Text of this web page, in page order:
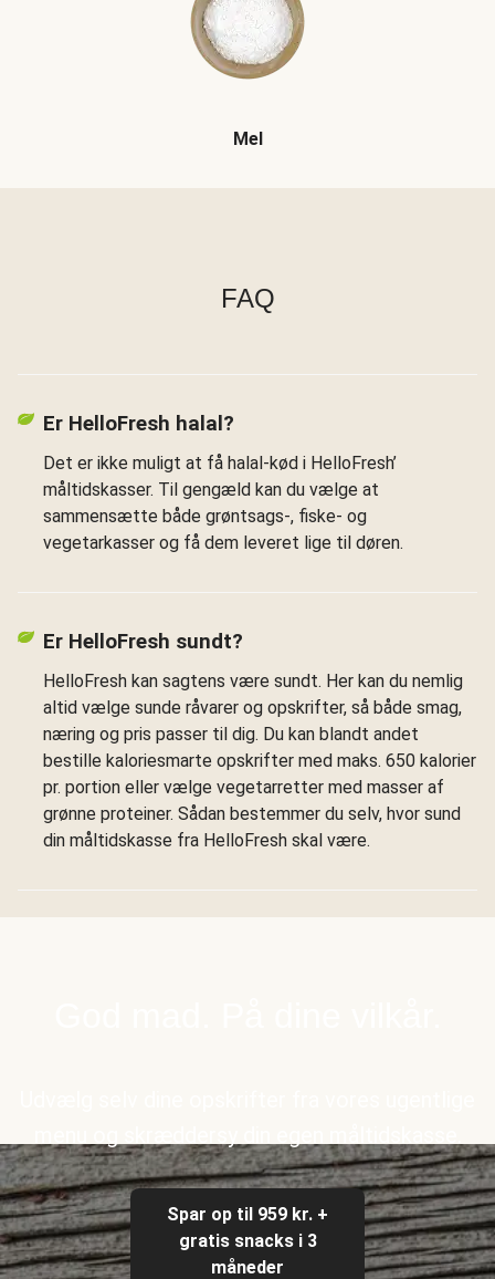
Mel
FAQ
Er HelloFresh halal?
Det er ikke muligt at få halal-kød i HelloFresh’
måltidskasser. Til gengæld kan du vælge at
sammensætte både grøntsags-, fiske- og
vegetarkasser og få dem leveret lige til døren.
Er HelloFresh sundt?
HelloFresh kan sagtens være sundt. Her kan du nemlig
altid vælge sunde råvarer og opskrifter, så både smag,
næring og pris passer til dig. Du kan blandt andet
bestille kaloriesmarte opskrifter med maks. 650 kalorier
pr. portion eller vælge vegetarretter med masser af
grønne proteiner. Sådan bestemmer du selv, hvor sund
din måltidskasse fra HelloFresh skal være.
Spar op til 959 kr. +
gratis snacks i 3
måneder